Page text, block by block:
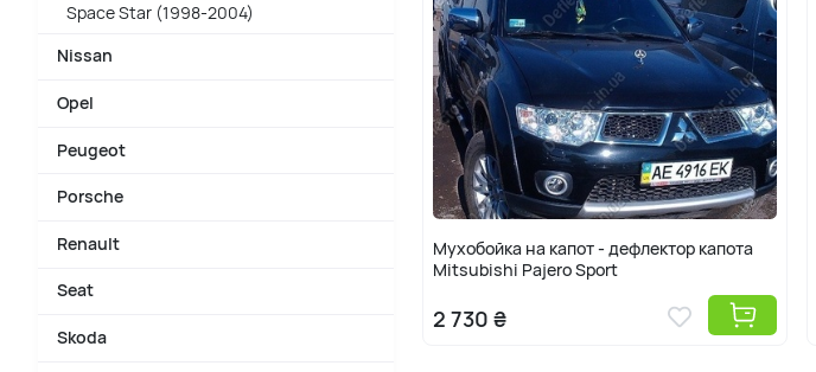
Space Star (1998-2004)
Nissan
Opel
Peugeot
Porsche
Renault
Seat
Skoda
Мухобойка на капот - дефлектор капота
Mitsubishi Pajero Sport
2 730 ₴